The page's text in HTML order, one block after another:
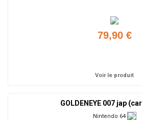
79,90 €
Voir le produit
GOLDENEYE 007 jap
Nintendo 64